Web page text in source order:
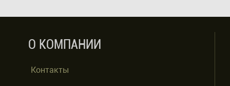
О КОМПАНИИ
Контакты